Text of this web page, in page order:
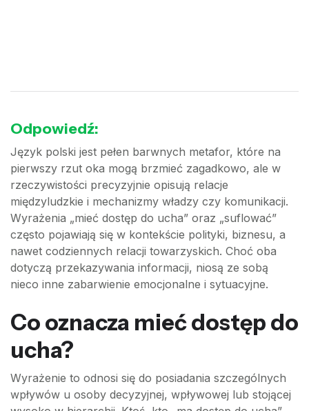
Odpowiedź:
Język polski jest pełen barwnych metafor, które na
pierwszy rzut oka mogą brzmieć zagadkowo, ale w
rzeczywistości precyzyjnie opisują relacje
międzyludzkie i mechanizmy władzy czy komunikacji.
Wyrażenia „mieć dostęp do ucha” oraz „suflować”
często pojawiają się w kontekście polityki, biznesu, a
nawet codziennych relacji towarzyskich. Choć oba
dotyczą przekazywania informacji, niosą ze sobą
nieco inne zabarwienie emocjonalne i sytuacyjne.
Co oznacza mieć dostęp do
ucha?
Wyrażenie to odnosi się do posiadania szczególnych
wpływów u osoby decyzyjnej, wpływowej lub stojącej